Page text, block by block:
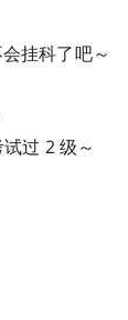
挂科了吧～
过 2 级～